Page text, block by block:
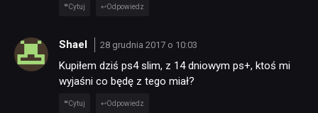
Cytuj Odpowiedz
Shael 28 grudnia 2017 o 10:03
Kupiłem dziś ps4 slim, z 14 dniowym ps+, ktoś mi
wyjaśni co będę z tego miał?
Cytuj Odpowiedz